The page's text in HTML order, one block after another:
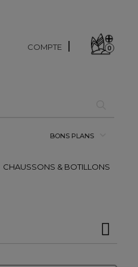
BONS PLANS
COMPTE 0
CHAUSSONS & BOTILLONS